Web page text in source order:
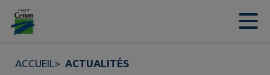
Contenu
ACCUEIL> ACTUALITÉS